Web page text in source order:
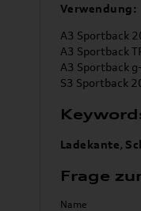
Verwendung:
A3 Sportback
A3 Sportback
A3 Sportback
S3 Sportback
Ladekante,
Frage
Name